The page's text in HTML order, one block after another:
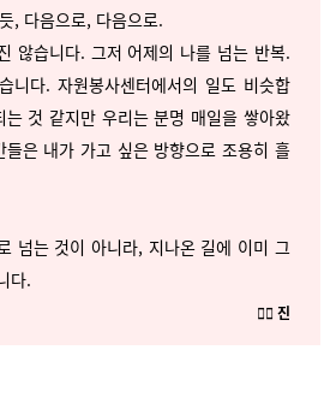
, 다음으로, 다음으로.
않습니다. 그저 어제의 나를 넘는 반복.
니다. 자원봉사센터에서의 일도 비슷합
는 것 같지만 우리는 분명 매일을 쌓아왔
은 내가 가고 싶은 방향으로 조용히 흘
넘는 것이 아니라, 지나온 길에 이미 그
다.
✍🏻 진